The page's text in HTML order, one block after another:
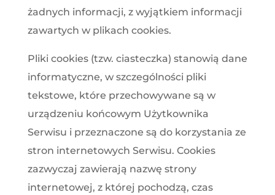
żadnych informacji, z wyjątkiem informacji
zawartych w plikach cookies.
Pliki cookies (tzw. ciasteczka) stanowią dane
informatyczne, w szczególności pliki
tekstowe, które przechowywane są w
urządzeniu końcowym Użytkownika
Serwisu i przeznaczone są do korzystania ze
stron internetowych Serwisu. Cookies
zazwyczaj zawierają nazwę strony
internetowej, z której pochodzą, czas